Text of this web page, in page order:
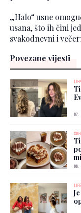
„Halo“ usne
usana, što ih čini
svakodnevni i
Povezane vijesti
07.
06.